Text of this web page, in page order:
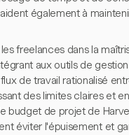
également à
freelances dans la
aux outils de
de travail rationalisé
des limites claires et
budget de projet de
éviter l'épuisement et